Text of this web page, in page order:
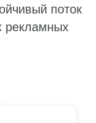
поток
рекламных